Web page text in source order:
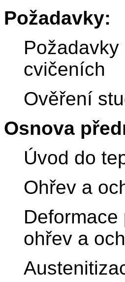
Požadavky:
cvičeních
Ověření
Osnova
Úvod do
Ohřev a
ohřev a